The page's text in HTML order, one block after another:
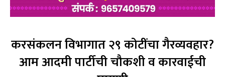
करसंकलन विभागात २९ कोटींचा गैरव्यवहार?
आम आदमी पार्टीची चौकशी व कारवाईची